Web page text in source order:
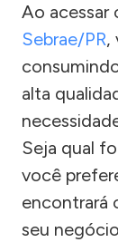
Ao
Sebrae/PR,
alta
Seja qual
você
encontrará
seu